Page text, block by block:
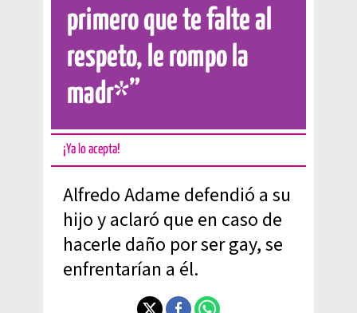
primero que te falte al
respeto, le rompo la
madr*”
¡Ya lo acepta!
Alfredo Adame defendió a su
hijo y aclaró que en caso de
hacerle daño por ser gay, se
enfrentarían a él.